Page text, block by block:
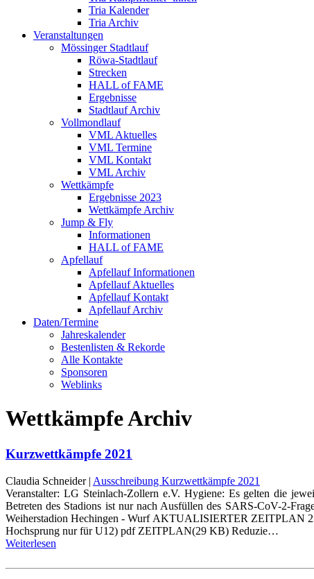
Tria Kalender
Tria Archiv
Veranstaltungen
Mössinger Stadtlauf
Röwa-Stadtlauf
Strecken
HALL of FAME
Ergebnisse
Stadtlauf Archiv
Vollmondlauf
VML Aktuelles
VML Termine
VML Kontakt
VML Archiv
Wettkämpfe
Ergebnisse 2023
Wettkämpfe Archiv
Jump & Fly
Informationen
HALL of FAME
Apfellauf
Apfellauf Informationen
Apfellauf Aktuelles
Apfellauf Kontakt
Apfellauf Archiv
Daten/Termine
Jahreskalender
Bestenlisten & Rekorde
Alle Kontakte
Sponsoren
Weblinks
Wettkämpfe Archiv
Kurzwettkämpfe 2021
Claudia Schneider | Ausschreibung Kurzwettkämpfe 2021
Veranstalter: LG Steinlach-Zollern e.V. Hygiene: Es gelten die
Betreten des Stadions ist nur nach Ausfüllen des SARS-CoV-2-
Weiherstadion Hechingen - Wurf AKTUALISIERTER ZEITPLAN
Hochsprung nur für U12) pdf ZEITPLAN(29 KB) Reduzie…
Weiterlesen